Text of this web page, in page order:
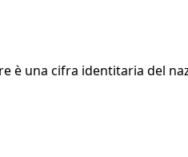
è una cifra identitaria del